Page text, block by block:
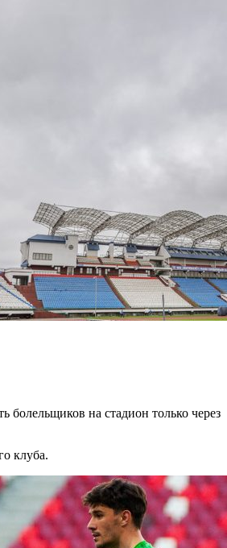
болельщиков на стадион только через
клуба.